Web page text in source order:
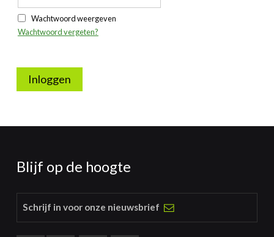
Wachtwoord weergeven
Wachtwoord vergeten?
Inloggen
Blijf op de hoogte
Schrijf in voor onze nieuwsbrief